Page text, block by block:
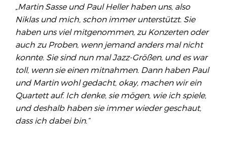
„Martin Sasse und Paul Heller haben uns, also
Niklas und mich, schon immer unterstützt. Sie
haben uns viel mitgenommen, zu Konzerten oder
auch zu Proben, wenn jemand anders mal nicht
konnte. Sie sind nun mal Jazz-Größen, und es war
toll, wenn sie einen mitnahmen. Dann haben Paul
und Martin wohl gedacht, okay, machen wir ein
Quartett auf. Ich denke, sie mögen, wie ich spiele,
und deshalb haben sie immer wieder geschaut,
dass ich dabei bin.“